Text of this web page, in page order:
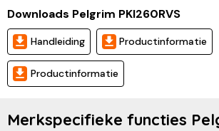
Downloads Pelgrim PKI260RVS
Handleiding Productinformatie
Productinformatie
Merkspecifieke functies